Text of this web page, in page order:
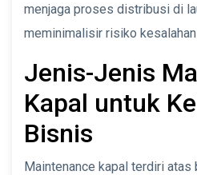
menjaga proses distribusi di
meminimalisir risiko
Jenis-Jenis
Kapal untuk
Bisnis
Maintenance kapal terdiri atas